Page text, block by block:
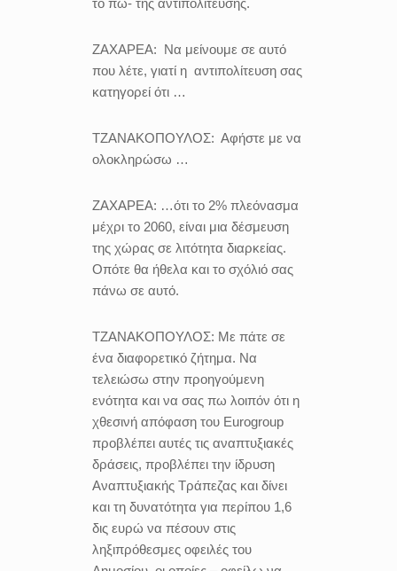
το πω- της αντιπολίτευσης.
ΖΑΧΑΡΕΑ: Να μείνουμε σε αυτό
που λέτε, γιατί η αντιπολίτευση σας
κατηγορεί ότι …
ΤΖΑΝΑΚΟΠΟΥΛΟΣ: Αφήστε με να
ολοκληρώσω …
ΖΑΧΑΡΕΑ: …ότι το 2% πλεόνασμα
μέχρι το 2060, είναι μια δέσμευση
της χώρας σε λιτότητα διαρκείας.
Οπότε θα ήθελα και το σχόλιό σας
πάνω σε αυτό.
ΤΖΑΝΑΚΟΠΟΥΛΟΣ: Με πάτε σε
ένα διαφορετικό ζήτημα. Να
τελειώσω στην προηγούμενη
ενότητα και να σας πω λοιπόν ότι η
χθεσινή απόφαση του Eurogroup
προβλέπει αυτές τις αναπτυξιακές
δράσεις, προβλέπει την ίδρυση
Αναπτυξιακής Τράπεζας και δίνει
και τη δυνατότητα για περίπου 1,6
δις ευρώ να πέσουν στις
ληξιπρόθεσμες οφειλές του